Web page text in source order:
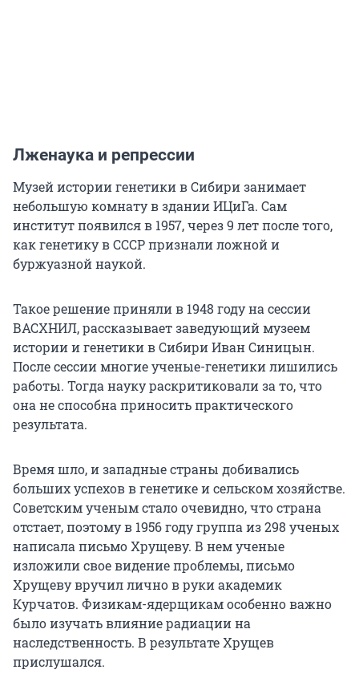
Лженаука и репрессии
Музей истории генетики в Сибири занимает
небольшую комнату в здании ИЦиГа. Сам
институт появился в 1957, через 9 лет после того,
как генетику в СССР признали ложной и
буржуазной наукой.
Такое решение приняли в 1948 году на сессии
ВАСХНИЛ, рассказывает заведующий музеем
истории и генетики в Сибири Иван Синицын.
После сессии многие ученые-генетики лишились
работы. Тогда науку раскритиковали за то, что
она не способна приносить практического
результата.
Время шло, и западные страны добивались
больших успехов в генетике и сельском хозяйстве.
Советским ученым стало очевидно, что страна
отстает, поэтому в 1956 году группа из 298 ученых
написала письмо Хрущеву. В нем ученые
изложили свое видение проблемы, письмо
Хрущеву вручил лично в руки академик
Курчатов. Физикам-ядерщикам особенно важно
было изучать влияние радиации на
наследственность. В результате Хрущев
прислушался.